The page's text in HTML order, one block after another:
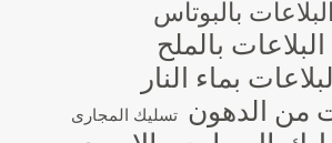
بالبوتاس
بالملح
بماء النار
من الدهون تسليك المجارى